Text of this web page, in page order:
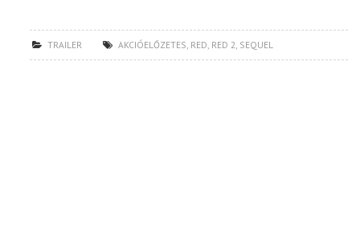
TRAILER AKCIÓELŐZETES, RED, RED 2, SEQUEL